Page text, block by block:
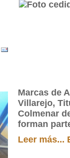
Marcas de
Villarejo,
Colmenar
forman
Leer más...